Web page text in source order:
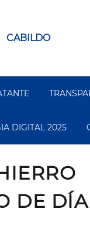
CABILDO
DIGITAL 2025
DE